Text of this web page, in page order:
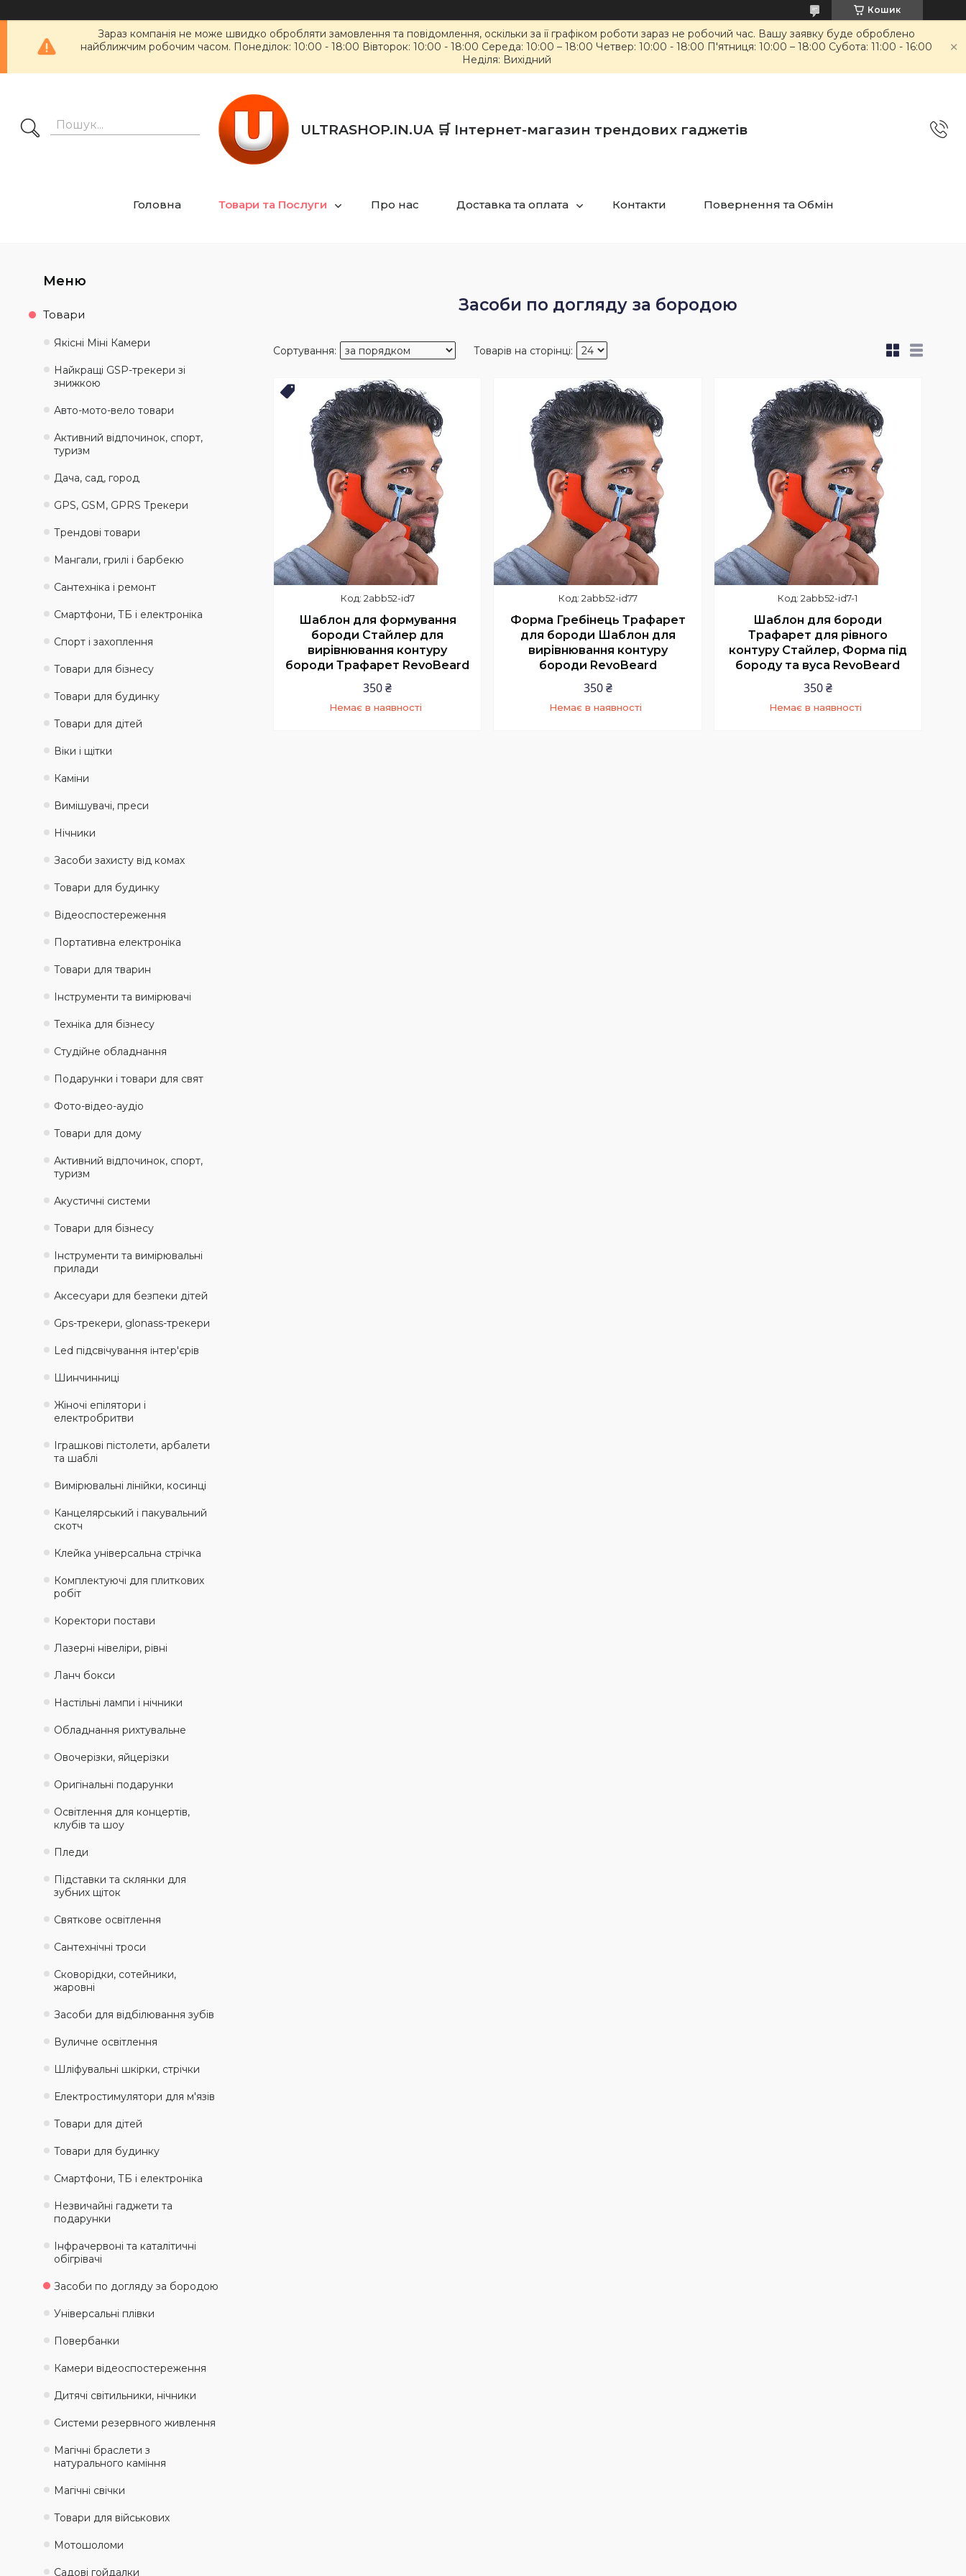
Кошик
Зараз компанія не може швидко обробляти замовлення та повідомлення, оскільки за її графіком роботи зараз не робочий час. Вашу заявку буде оброблено
найближчим робочим часом. Понеділок: 10:00 - 18:00 Вівторок: 10:00 - 18:00 Середа: 10:00 – 18:00 Четвер: 10:00 - 18:00 П'ятниця: 10:00 – 18:00 Субота: 11:00 - 16:00
Неділя: Вихідний
ULTRASHOP.IN.UA 🛒 Інтернет-магазин трендових гаджетів
Головна Товари та Послуги Про нас Доставка та оплата Контакти Повернення та Обмін
Засоби по догляду за бородою
Топ продаж
2abb52-id7
Шаблон для формування
бороди Стайлер для
вирівнювання контуру
бороди Трафарет RevoBeard
350 ₴
Немає в наявності
2abb52-id77
Форма Гребінець Трафарет
для бороди Шаблон для
вирівнювання контуру
бороди RevoBeard
350 ₴
Немає в наявності
2abb52-id7-1
Шаблон для бороди
Трафарет для рівного
контуру Стайлер, Форма під
бороду та вуса RevoBeard
350 ₴
Немає в наявності
Товари
Якісні Міні Камери
Найкращі GSP-трекери зі
знижкою
Авто-мото-вело товари
Активний відпочинок, спорт,
туризм
Дача, сад, город
GPS, GSM, GPRS Трекери
Трендові товари
Мангали, грилі і барбекю
Сантехніка і ремонт
Смартфони, ТБ і електроніка
Спорт і захоплення
Товари для бізнесу
Товари для будинку
Товари для дітей
Віки і щітки
Каміни
Вимішувачі, преси
Нічники
Засоби захисту від комах
Товари для будинку
Відеоспостереження
Портативна електроніка
Товари для тварин
Інструменти та вимірювачі
Техніка для бізнесу
Студійне обладнання
Подарунки і товари для свят
Фото-відео-аудіо
Товари для дому
Активний відпочинок, спорт,
туризм
Акустичні системи
Товари для бізнесу
Інструменти та вимірювальні
прилади
Аксесуари для безпеки дітей
Gps-трекери, glonass-трекери
Led підсвічування інтер'єрів
Шинчинниці
Жіночі епілятори і
електробритви
Іграшкові пістолети, арбалети
та шаблі
Вимірювальні лінійки, косинці
Канцелярський і пакувальний
скотч
Клейка універсальна стрічка
Комплектуючі для плиткових
робіт
Коректори постави
Лазерні нівеліри, рівні
Ланч бокси
Настільні лампи і нічники
Обладнання рихтувальне
Овочерізки, яйцерізки
Оригінальні подарунки
Освітлення для концертів,
клубів та шоу
Пледи
Підставки та склянки для
зубних щіток
Святкове освітлення
Сантехнічні троси
Сковорідки, сотейники,
жаровні
Засоби для відбілювання зубів
Вуличне освітлення
Шліфувальні шкірки, стрічки
Електростимулятори для м'язів
Товари для дітей
Товари для будинку
Смартфони, ТБ і електроніка
Незвичайні гаджети та
подарунки
Інфрачервоні та каталітичні
обігрівачі
Засоби по догляду за бородою
Універсальні плівки
Повербанки
Камери відеоспостереження
Дитячі світильники, нічники
Системи резервного живлення
Магічні браслети з
натурального каміння
Магічні свічки
Товари для військових
Мотошоломи
Садові гойдалки